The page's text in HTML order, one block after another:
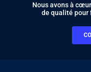
Nous avons à
de qualité pour